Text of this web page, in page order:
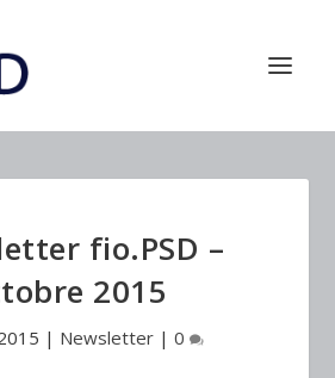
fio.PSD –
2015
| Newsletter | 0